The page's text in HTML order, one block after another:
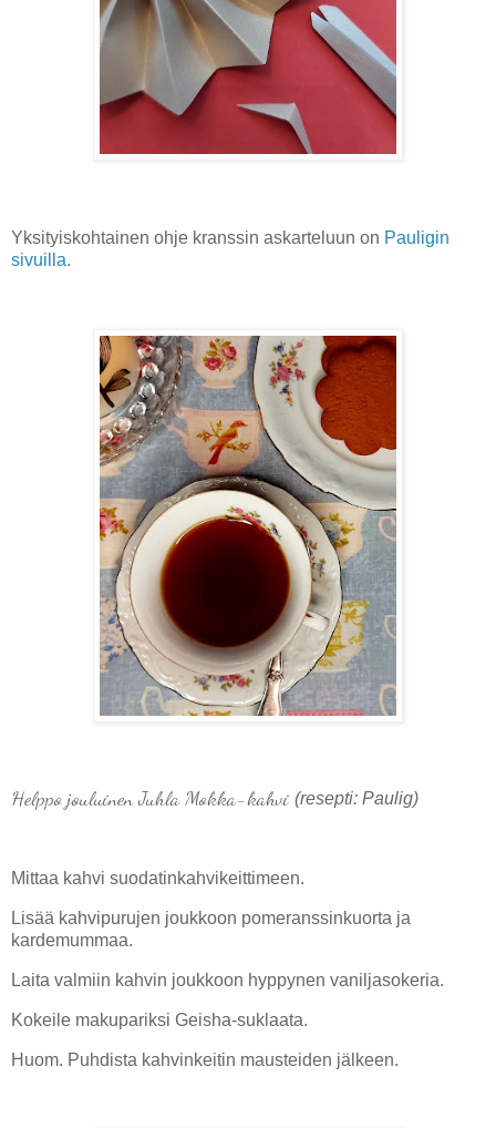
Yksityiskohtainen ohje kranssin askarteluun on Pauligin
sivuilla.
Helppo jouluinen Juhla Mokka-kahvi (resepti: Paulig)
Mittaa kahvi suodatinkahvikeittimeen.
Lisää kahvipurujen joukkoon pomeranssinkuorta ja
kardemummaa.
Laita valmiin kahvin joukkoon hyppynen vaniljasokeria.
Kokeile makupariksi Geisha-suklaata.
Huom. Puhdista kahvinkeitin mausteiden jälkeen.